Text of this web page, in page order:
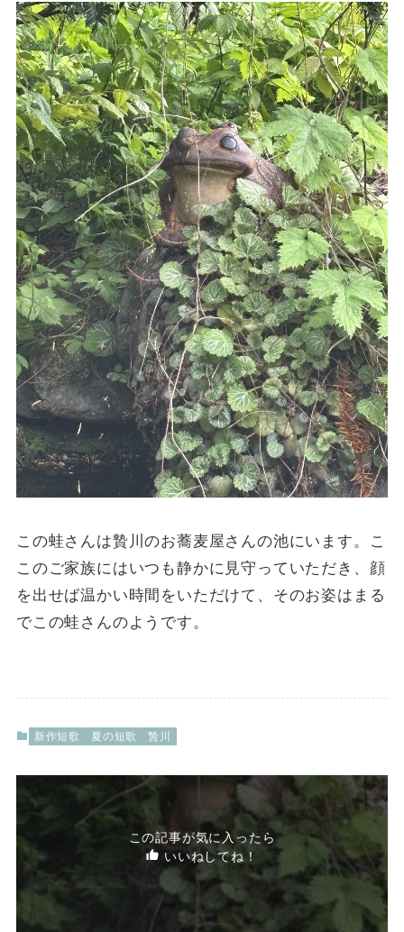
この蛙さんは贄川のお蕎麦屋さんの池にいます。こ
このご家族にはいつも静かに見守っていただき、顔
を出せば温かい時間をいただけて、そのお姿はまる
でこの蛙さんのようです。
新作短歌 夏の短歌 贄川
この記事が気に入ったら
いいねしてね！